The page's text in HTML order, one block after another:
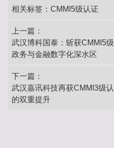
相关标签： CMMI5级认证
上一篇：
武汉博科国泰：斩获CMMI5
政务与金融数字化深水区‌
下一篇：
武汉嘉讯科技再获CMMI3级
的双重提升